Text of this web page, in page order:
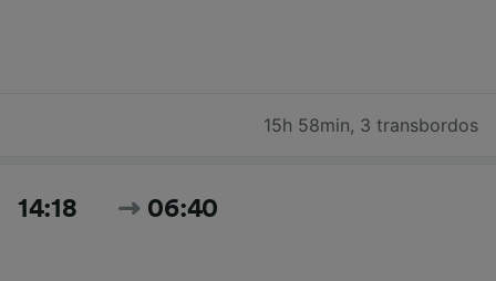
15h 58min, 3 transbordos
14:18 06:40